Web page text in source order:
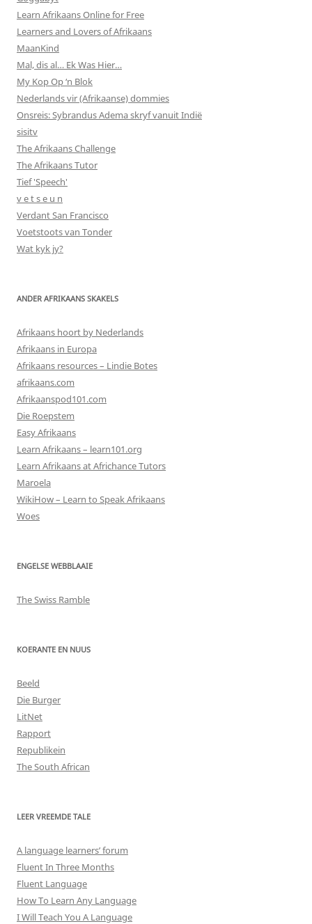
Learn Afrikaans Online for Free
Learners and Lovers of Afrikaans
MaanKind
Mal, dis al… Ek Was Hier…
My Kop Op ‘n Blok
Nederlands vir (Afrikaanse) dommies
Onsreis: Sybrandus Adema skryf vanuit Indië
sisitv
The Afrikaans Challenge
The Afrikaans Tutor
Tief 'Speech'
v e t s e u n
Verdant San Francisco
Voetstoots van Tonder
Wat kyk jy?
ANDER AFRIKAANS SKAKELS
Afrikaans hoort by Nederlands
Afrikaans in Europa
Afrikaans resources – Lindie Botes
afrikaans.com
Afrikaanspod101.com
Die Roepstem
Easy Afrikaans
Learn Afrikaans – learn101.org
Learn Afrikaans at Africhance Tutors
Maroela
WikiHow – Learn to Speak Afrikaans
Woes
ENGELSE WEBBLAAIE
The Swiss Ramble
KOERANTE EN NUUS
Beeld
Die Burger
LitNet
Rapport
Republikein
The South African
LEER VREEMDE TALE
A language learners’ forum
Fluent In Three Months
Fluent Language
How To Learn Any Language
I Will Teach You A Language